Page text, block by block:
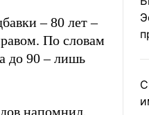
– 80 лет –
По словам
до 90 – лишь
напомнил,